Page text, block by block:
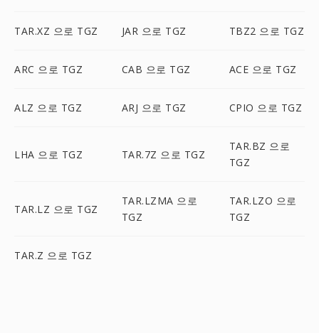
TAR.XZ 으로 TGZ JAR 으로 TGZ TBZ2 으로 TGZ
ARC 으로 TGZ CAB 으로 TGZ ACE 으로 TGZ
ALZ 으로 TGZ ARJ 으로 TGZ CPIO 으로 TGZ
LHA 으로 TGZ TAR.7Z 으로 TGZ
TAR.BZ 으로
TGZ
TAR.LZ 으로 TGZ
TAR.LZMA 으로
TGZ
TAR.LZO 으로
TGZ
TAR.Z 으로 TGZ